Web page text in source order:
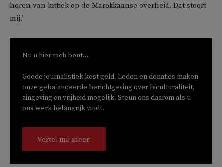
horen van kritiek op de Marokkaanse overheid. Dat stoort
mij.’
Nu u hier toch bent...
Goede journalistiek kost geld. Leden en donaties maken
onze gebalanceerde berichtgeving over biculturaliteit,
zingeving en vrijheid mogelijk. Steun ons daarom als u
ons werk belangrijk vindt.
Vertel mij meer!